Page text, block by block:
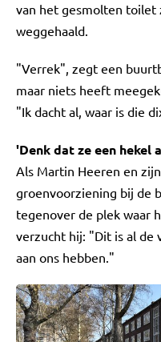
van het gesmolten toilet
weggehaald.
"Verrek", zegt een
maar niets heeft
"Ik dacht al, waar is die
'Denk dat ze een hekel
Als Martin Heeren en
groenvoorziening bij de
tegenover de plek waar
verzucht hij: "Dit is al de
aan ons hebben."